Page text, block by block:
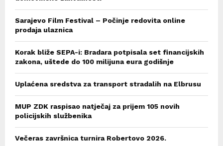
Sarajevo Film Festival – Počinje redovita online
prodaja ulaznica
Korak bliže SEPA-i: Bradara potpisala set financijskih
zakona, uštede do 100 milijuna eura godišnje
Uplaćena sredstva za transport stradalih na Elbrusu
MUP ZDK raspisao natječaj za prijem 105 novih
policijskih službenika
Večeras završnica turnira Robertovo 2026.